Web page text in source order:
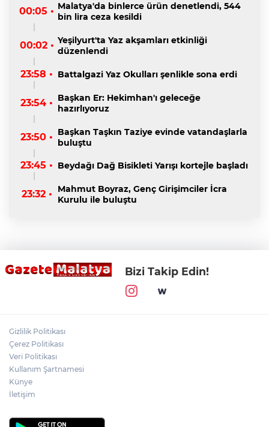
00:05 • Malatya'da binlerce ürün denetlendi, 544
bin lira ceza kesildi
00:02 • Yeşilyurt'ta Yaz akşamları etkinliği
düzenlendi
23:58 • Battalgazi Yaz Okulları şenlikle sona erdi
23:54 • Başkan Er: Hekimhan'ı geleceğe
hazırlıyoruz
23:50 • Başkan Taşkın Taziye evinde vatandaşlarla
buluştu
23:45 • Beydağı Dağ Bisikleti Yarışı kortejle başladı
23:32 •
Mahmut Boyraz, Genç Girişimciler İcra
Kurulu ile buluştu
Bizi Takip Edin!
Gizlilik Politikası
Çerez Politikası
Veri Politikası
Kullanım Şartnamesi
Künye
İletişim